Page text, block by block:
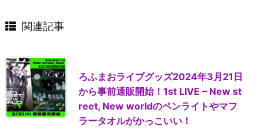
関連記事
ろふまおライブグッズ2024年3月21日
から事前通販開始！1st LIVE – New st
reet, New worldのペンライトやマフ
ラータオルがかっこいい！